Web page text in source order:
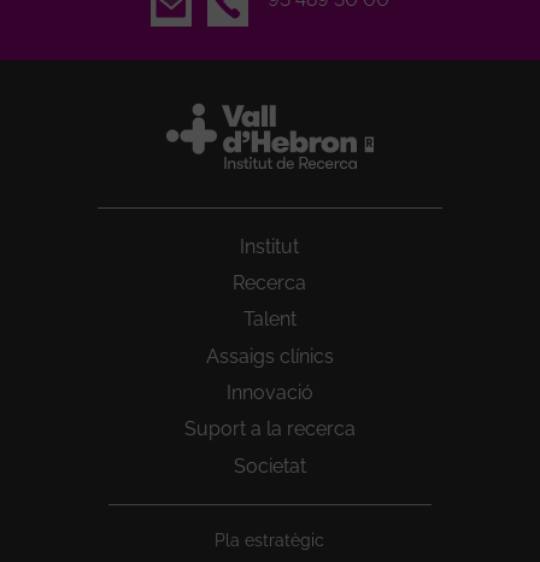
Institut
Recerca
Talent
Assaigs clínics
Innovació
Suport a la recerca
Societat
Pla estratègic